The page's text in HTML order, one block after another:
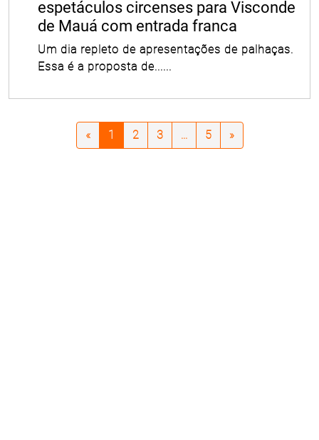
espetáculos circenses para Visconde
de Mauá com entrada franca
Um dia repleto de apresentações de palhaças.
Essa é a proposta de......
« 1 2 3 ... 5 »